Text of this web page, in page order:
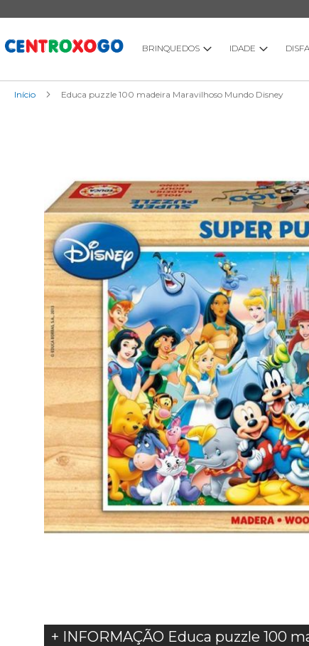
para
Conteúdo
BRINQUEDOS IDADE
Início Educa puzzle 100 madeira Maravilhoso Mundo Disney
Galeria
de
imagens
+ INFORMAÇÃO Educa puzzle 100